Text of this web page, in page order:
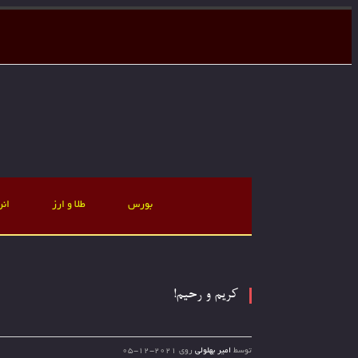
بورس طلا و ارز
کریم و رحیم!
توسط امیر بهلولی روی 2021-12-05